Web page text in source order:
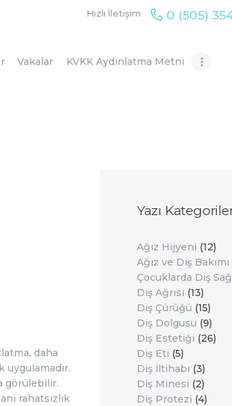
Hızlı İletişim 0 (505)
Vakalar KVKK Aydınlatma Metni
daha
uygulamadır.
görülebilir.
rahatsızlık
Yazı
Ağız Hijyeni (12)
Ağız ve Diş Bakımı
Çocuklarda Diş
Diş Ağrısı (13)
Diş Çürüğü (15)
Diş Dolgusu (9)
Diş Estetiği (26)
Diş Eti (5)
Diş İltihabı (3)
Diş Minesi (2)
Diş Protezi (4)